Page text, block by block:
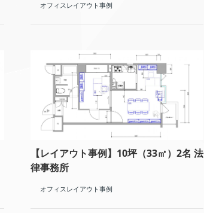
オフィスレイアウト事例
【レイアウト事例】10坪（33㎡）2名 法
律事務所
オフィスレイアウト事例